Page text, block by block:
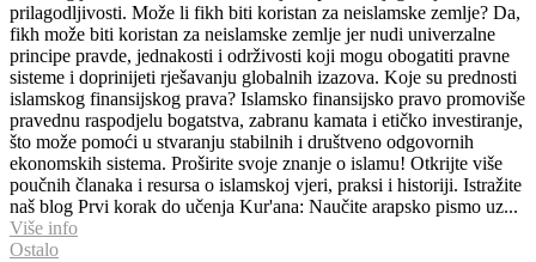
prilagodljivosti. Može li fikh biti koristan za neislamske zemlje? Da,
fikh može biti koristan za neislamske zemlje jer nudi univerzalne
principe pravde, jednakosti i održivosti koji mogu obogatiti pravne
sisteme i doprinijeti rješavanju globalnih izazova. Koje su prednosti
islamskog finansijskog prava? Islamsko finansijsko pravo promoviše
pravednu raspodjelu bogatstva, zabranu kamata i etičko investiranje,
što može pomoći u stvaranju stabilnih i društveno odgovornih
ekonomskih sistema. Proširite svoje znanje o islamu! Otkrijte više
poučnih članaka i resursa o islamskoj vjeri, praksi i historiji. Istražite
naš blog Prvi korak do učenja Kur'ana: Naučite arapsko pismo uz...
Više info
Ostalo